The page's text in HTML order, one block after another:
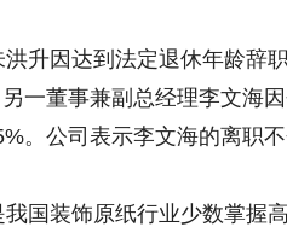
升因达到法定退休年龄辞
一董事兼副总经理李文海
。公司表示李文海的离职
国装饰原纸行业少数掌握